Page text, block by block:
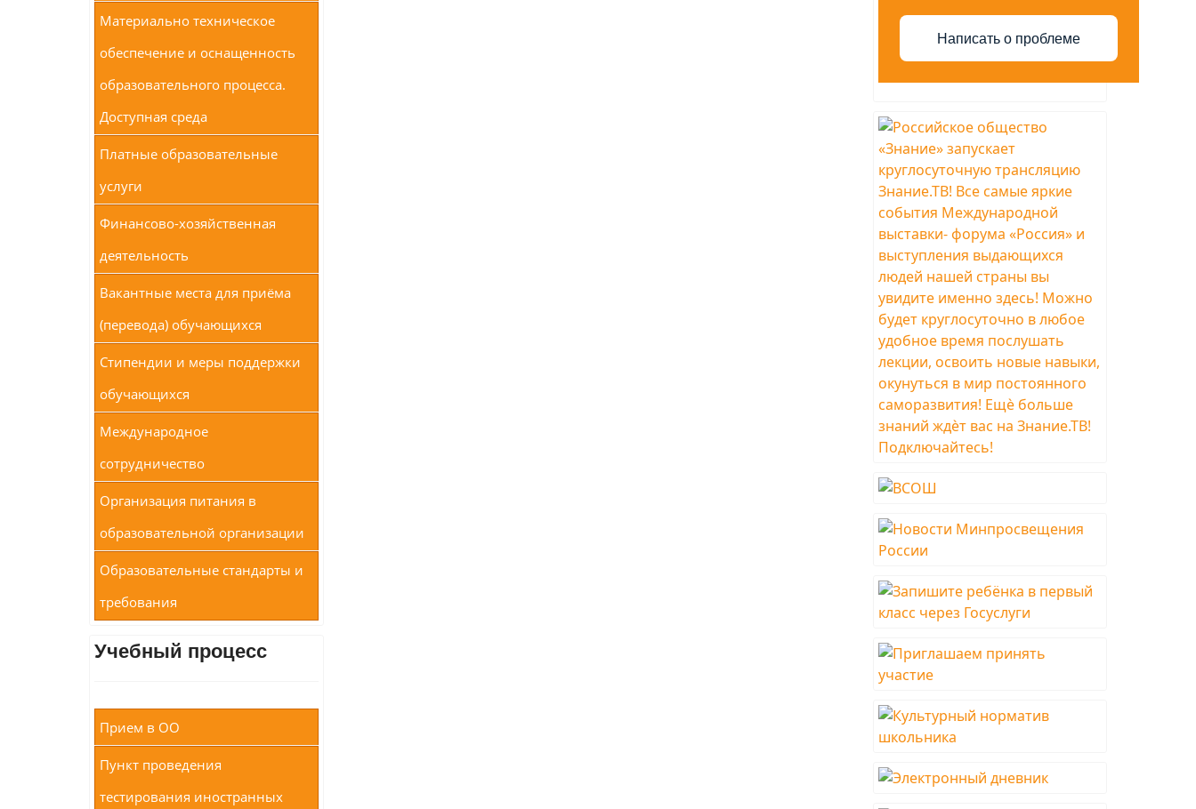
Материально техническое
обеспечение и оснащенность
образовательного процесса.
Доступная среда
Платные образовательные
услуги
Финансово-хозяйственная
деятельность
Вакантные места для приёма
(перевода) обучающихся
Стипендии и меры поддержки
обучающихся
Международное
сотрудничество
Организация питания в
образовательной организации
Образовательные стандарты и
требования
Учебный процесс
Прием в ОО
Пункт проведения
тестирования иностранных
Написать о проблеме